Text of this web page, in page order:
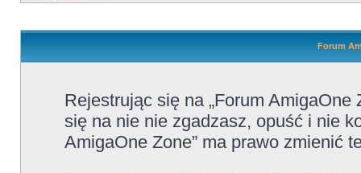
Forum
Rejestrując się na „Forum
się na nie nie zgadzasz, opuść i nie
AmigaOne Zone” ma prawo zmienić